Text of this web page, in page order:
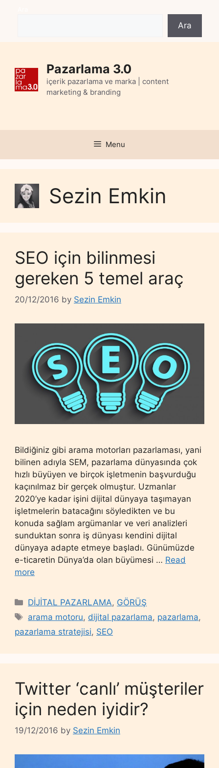
Ara
Pazarlama 3.0
içerik pazarlama ve marka | content
marketing & branding
Menu
Sezin Emkin
SEO için bilinmesi
gereken 5 temel araç
20/12/2016 by Sezin Emkin
Bildiğiniz gibi arama motorları pazarlaması, yani
bilinen adıyla SEM, pazarlama dünyasında çok
hızlı büyüyen ve birçok işletmenin başvurduğu
kaçınılmaz bir gerçek olmuştur. Uzmanlar
2020’ye kadar işini dijital dünyaya taşımayan
işletmelerin batacağını söyledikten ve bu
konuda sağlam argümanlar ve veri analizleri
sunduktan sonra iş dünyası kendini dijital
dünyaya adapte etmeye başladı. Günümüzde
e-ticaretin Dünya’da olan büyümesi … Read
more
Categories
DİJİTAL PAZARLAMA, GÖRÜŞ
Tags
arama motoru, dijital pazarlama, pazarlama,
pazarlama stratejisi, SEO
Twitter ‘canlı’ müşteriler
için neden iyidir?
19/12/2016 by Sezin Emkin